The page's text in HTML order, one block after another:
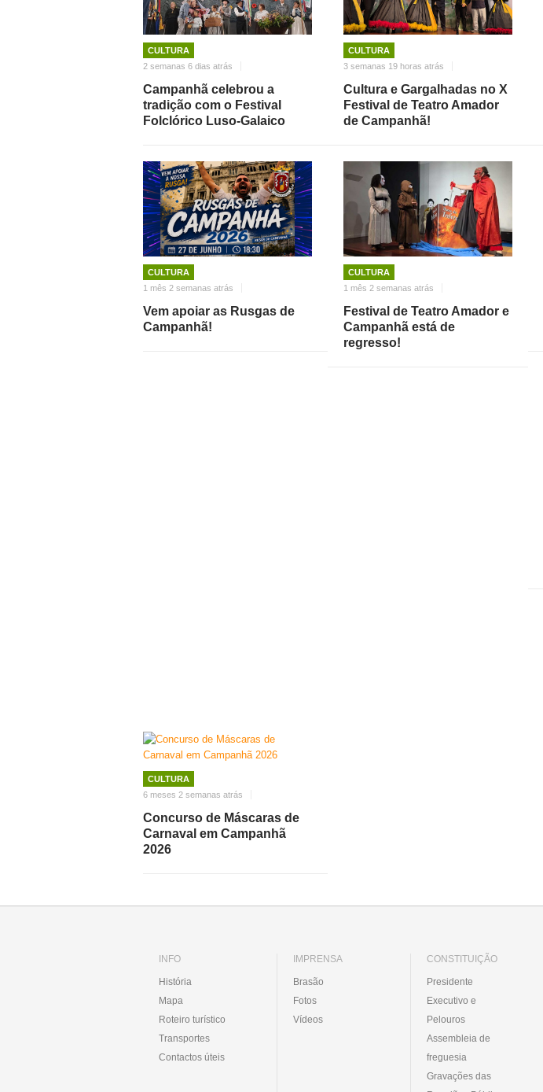
CULTURA
2 semanas 6 dias atrás
Campanhã celebrou a
tradição com o Festival
Folclórico Luso-Galaico
CULTURA
3 semanas 19 horas atrás
Cultura e Gargalhadas no X
Festival de Teatro Amador
de Campanhã!
CULTURA
1 mês 2 semanas atrás
Vem apoiar as Rusgas de
Campanhã!
CULTURA
1 mês 2 semanas atrás
Festival de Teatro Amador e
Campanhã está de
regresso!
CULTURA
6 meses 2 semanas atrás
Concurso de Máscaras de
Carnaval em Campanhã
2026
INFO
História
Mapa
Roteiro turístico
Transportes
Contactos úteis
IMPRENSA
Brasão
Fotos
Vídeos
CONSTITUIÇÃO
Presidente
Executivo e
Pelouros
Assembleia de
freguesia
Gravações das